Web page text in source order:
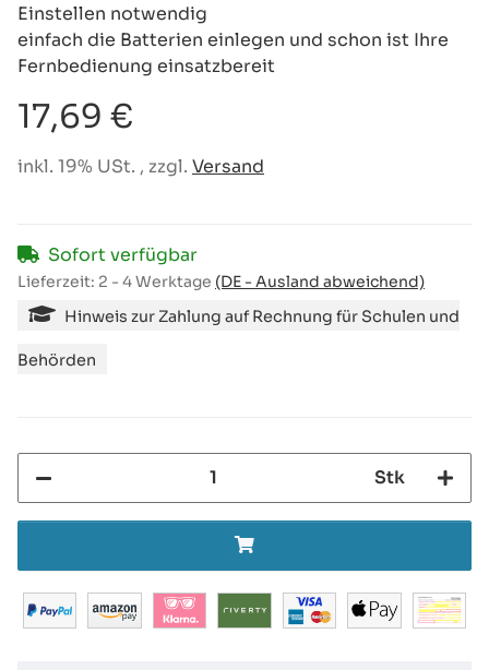
Einstellen notwendig
einfach die Batterien einlegen und schon ist Ihre
Fernbedienung einsatzbereit
17,69 €
inkl. 19% USt. , zzgl. Versand
Sofort verfügbar
Lieferzeit: 2 - 4 Werktage (DE - Ausland abweichend)
Hinweis zur Zahlung auf Rechnung für Schulen und
Behörden
Stk